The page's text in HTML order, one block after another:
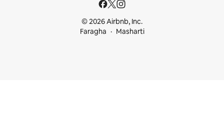
© 2026 Airbnb, Inc.
Faragha
Masharti